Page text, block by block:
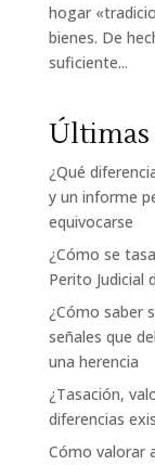
hogar
bienes. De
suficiente...
¿Qué
y un informe
equivocarse
¿Cómo se
Perito Judicial
¿Cómo saber
señales que
una herencia
¿Tasación,
diferencias
Cómo valorar